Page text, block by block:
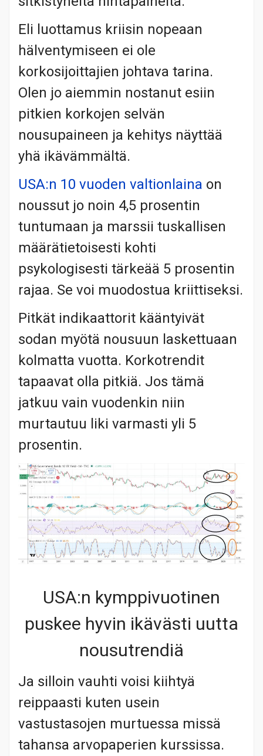
Eli luottamus kriisin nopeaan
hälventymiseen ei ole
korkosijoittajien johtava tarina.
Olen jo aiemmin nostanut esiin
pitkien korkojen selvän
nousupaineen ja kehitys näyttää
yhä ikävämmältä.
USA:n 10 vuoden valtionlaina on
noussut jo noin 4,5 prosentin
tuntumaan ja marssii tuskallisen
määrätietoisesti kohti
psykologisesti tärkeää 5 prosentin
rajaa. Se voi muodostua kriittiseksi.
Pitkät indikaattorit kääntyivät
sodan myötä nousuun laskettuaan
kolmatta vuotta. Korkotrendit
tapaavat olla pitkiä. Jos tämä
jatkuu vain vuodenkin niin
murtautuu liki varmasti yli 5
prosentin.
USA:n kymppivuotinen
puskee hyvin ikävästi uutta
nousutrendiä
Ja silloin vauhti voisi kiihtyä
reippaasti kuten usein
vastustasojen murtuessa missä
tahansa arvopaperien kurssissa.